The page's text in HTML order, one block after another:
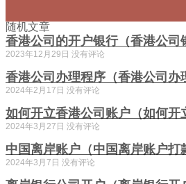
随机文章
香港公司的开户银行（香港公司
2023年12月29日 没有评论
香港公司办理程序（香港公司办
2024年2月17日 没有评论
如何开立香港公司账户（如何开
2024年3月27日 没有评论
中国离岸账户（中国离岸账户打
2024年3月7日 没有评论